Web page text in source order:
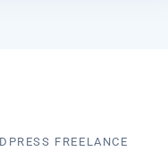
FREELANCE